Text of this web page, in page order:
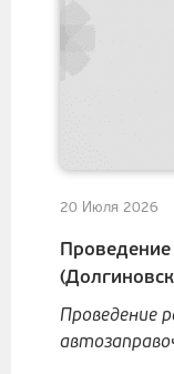
20 Июля 2026
Проведение